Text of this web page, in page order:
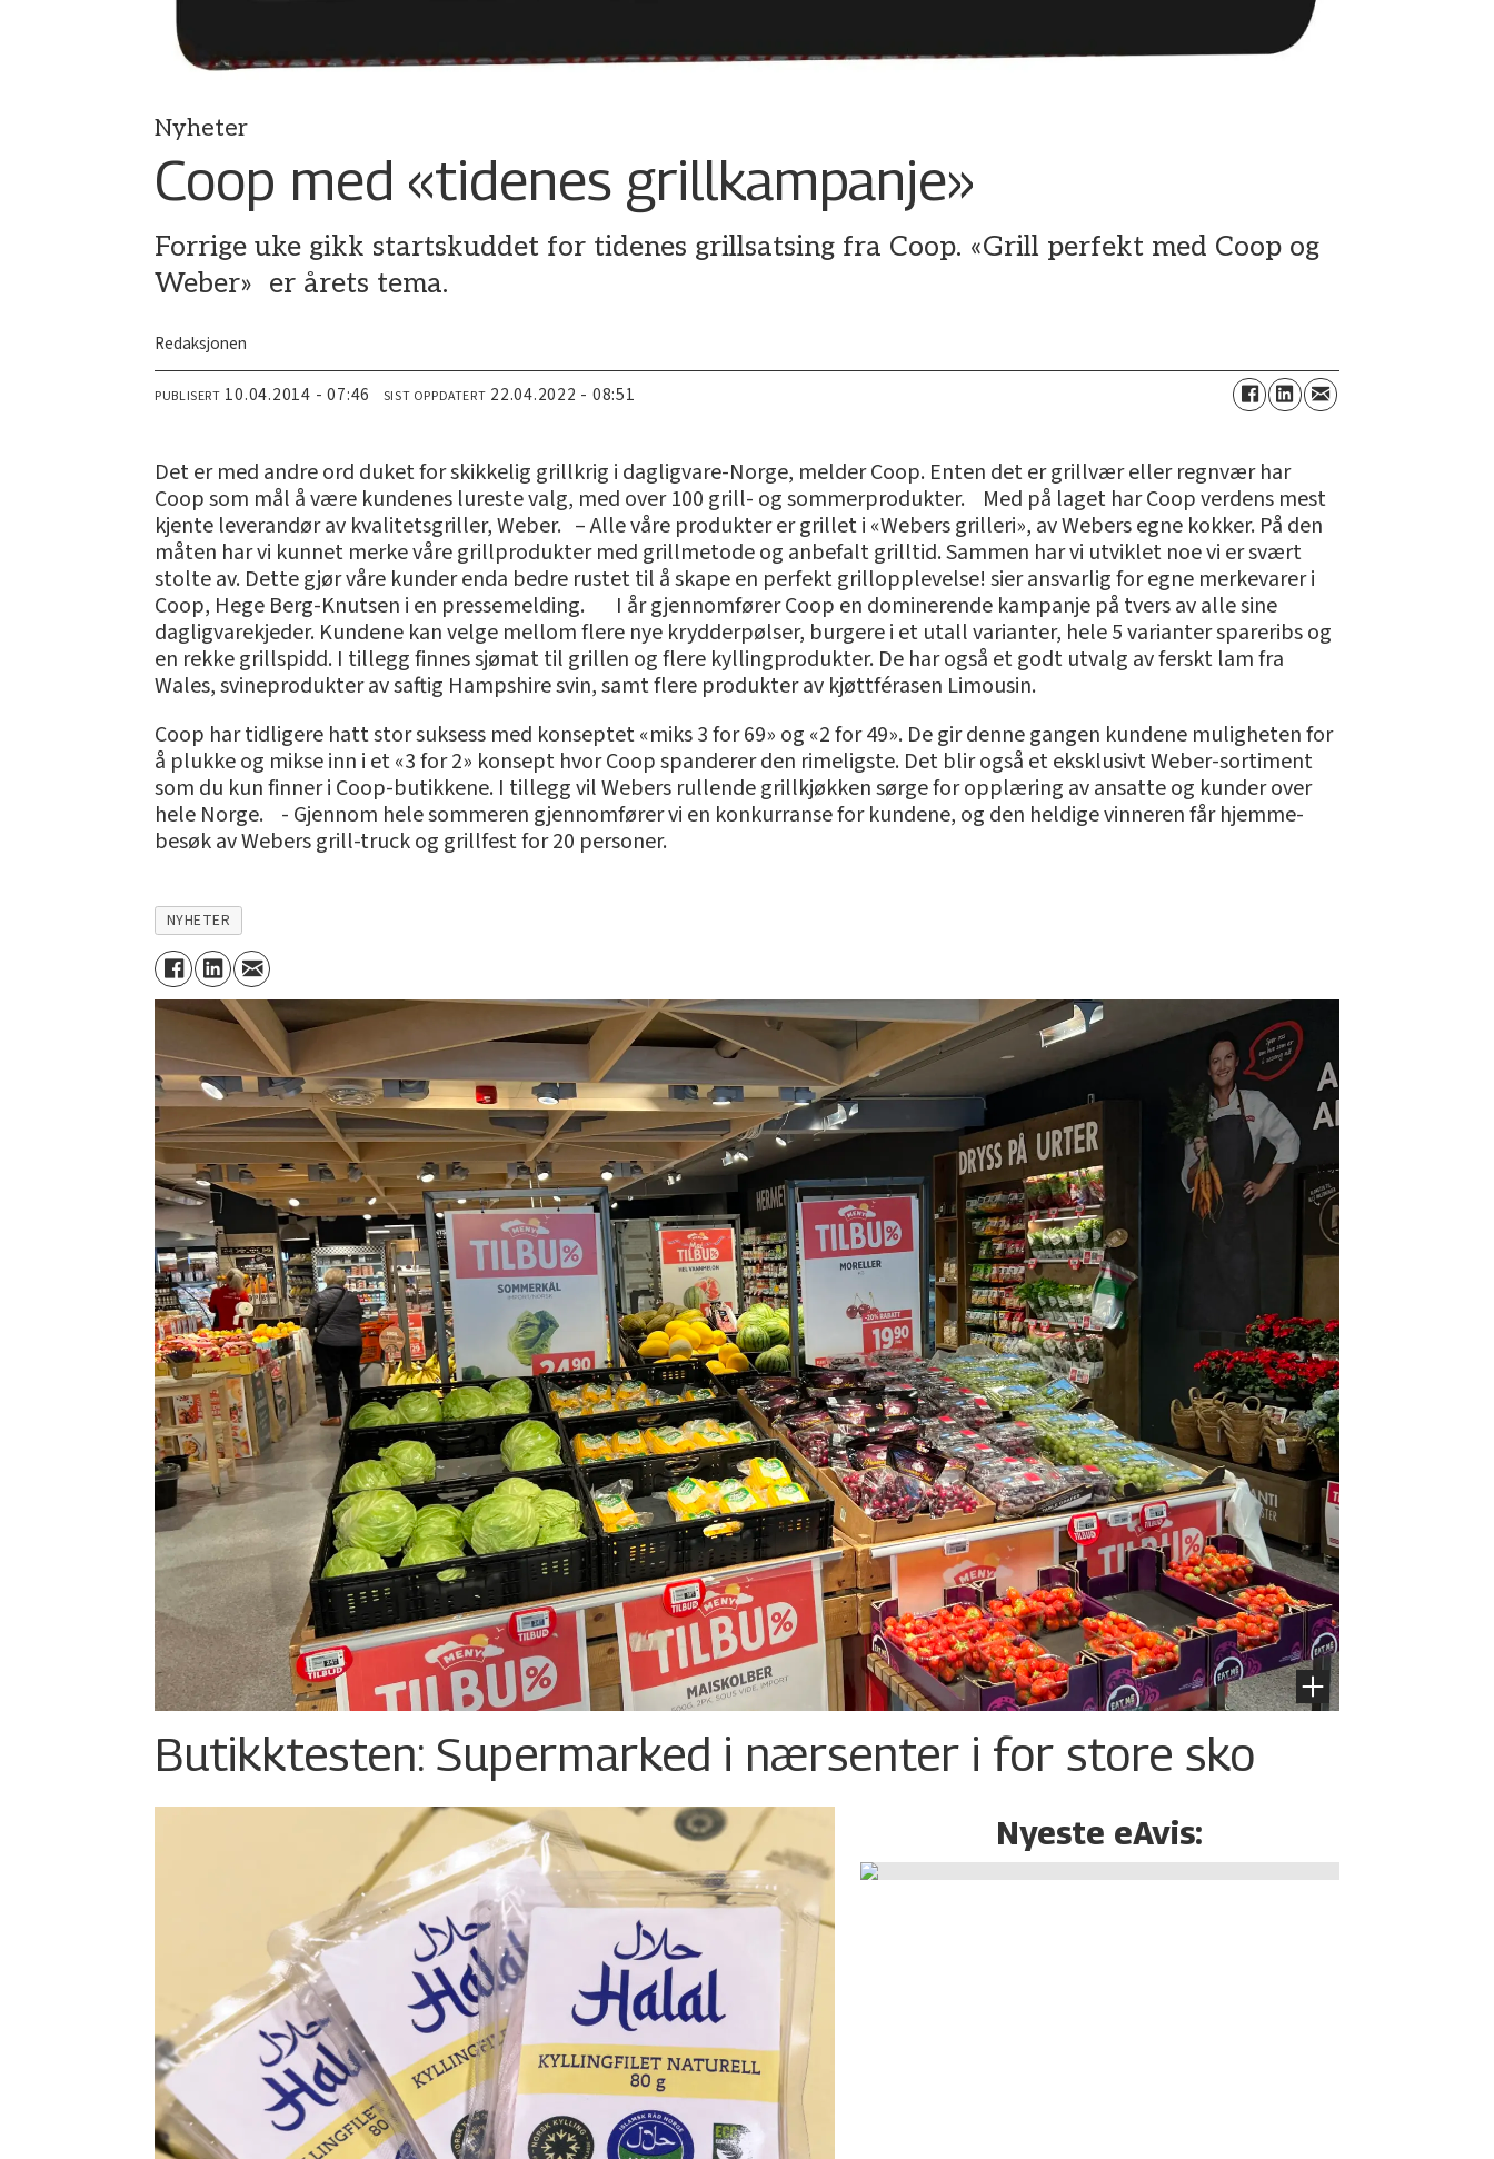
Nyheter
Coop med «tidenes grillkampanje»
Forrige uke gikk startskuddet for tidenes grillsatsing fra Coop. «Grill perfekt med Coop og
Weber» er årets tema.
Redaksjonen
PUBLISERT 10.04.2014 - 07:46 SIST OPPDATERT 22.04.2022 - 08:51
Det er med andre ord duket for skikkelig grillkrig i dagligvare-Norge, melder Coop. Enten det er grillvær eller regnvær har
Coop som mål å være kundenes lureste valg, med over 100 grill- og sommerprodukter. Med på laget har Coop verdens mest
kjente leverandør av kvalitetsgriller, Weber. – Alle våre produkter er grillet i «Webers grilleri», av Webers egne kokker. På den
måten har vi kunnet merke våre grillprodukter med grillmetode og anbefalt grilltid. Sammen har vi utviklet noe vi er svært
stolte av. Dette gjør våre kunder enda bedre rustet til å skape en perfekt grillopplevelse! sier ansvarlig for egne merkevarer i
Coop, Hege Berg-Knutsen i en pressemelding. I år gjennomfører Coop en dominerende kampanje på tvers av alle sine
dagligvarekjeder. Kundene kan velge mellom flere nye krydderpølser, burgere i et utall varianter, hele 5 varianter spareribs og
en rekke grillspidd. I tillegg finnes sjømat til grillen og flere kyllingprodukter. De har også et godt utvalg av ferskt lam fra
Wales, svineprodukter av saftig Hampshire svin, samt flere produkter av kjøttférasen Limousin.
Coop har tidligere hatt stor suksess med konseptet «miks 3 for 69» og «2 for 49». De gir denne gangen kundene muligheten for
å plukke og mikse inn i et «3 for 2» konsept hvor Coop spanderer den rimeligste. Det blir også et eksklusivt Weber-sortiment
som du kun finner i Coop-butikkene. I tillegg vil Webers rullende grillkjøkken sørge for opplæring av ansatte og kunder over
hele Norge. - Gjennom hele sommeren gjennomfører vi en konkurranse for kundene, og den heldige vinneren får hjemme-
besøk av Webers grill-truck og grillfest for 20 personer.
NYHETER
Butikktesten: Supermarked i nærsenter i for store sko
Nyeste eAvis: